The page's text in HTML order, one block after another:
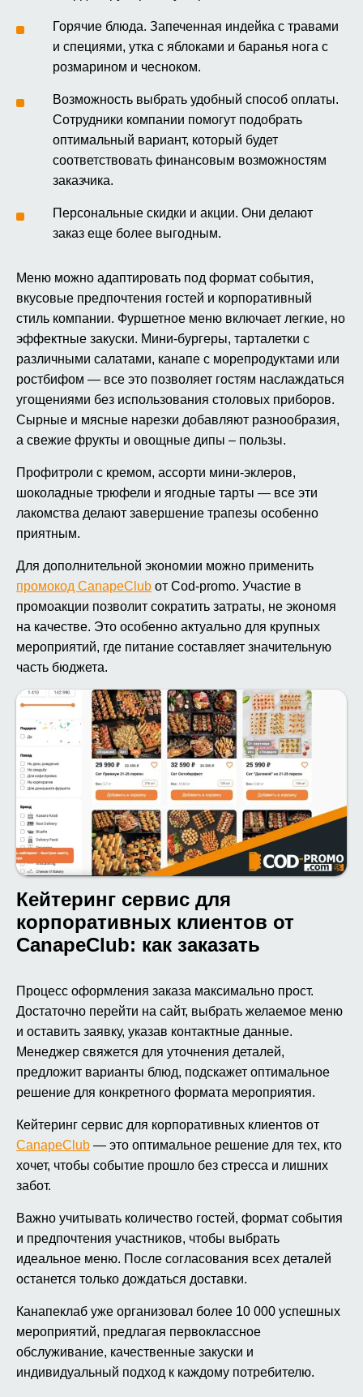
Горячие блюда. Запеченная индейка с травами
и специями, утка с яблоками и баранья нога с
розмарином и чесноком.
Возможность выбрать удобный способ оплаты.
Сотрудники компании помогут подобрать
оптимальный вариант, который будет
соответствовать финансовым возможностям
заказчика.
Персональные скидки и акции. Они делают
заказ еще более выгодным.
Меню можно адаптировать под формат события,
вкусовые предпочтения гостей и корпоративный
стиль компании. Фуршетное меню включает легкие, но
эффектные закуски. Мини-бургеры, тарталетки с
различными салатами, канапе с морепродуктами или
ростбифом — все это позволяет гостям наслаждаться
угощениями без использования столовых приборов.
Сырные и мясные нарезки добавляют разнообразия,
а свежие фрукты и овощные дипы – пользы.
Профитроли с кремом, ассорти мини-эклеров,
шоколадные трюфели и ягодные тарты — все эти
лакомства делают завершение трапезы особенно
приятным.
Для дополнительной экономии можно применить
промокод CanapeClub от Cod-promo. Участие в
промоакции позволит сократить затраты, не экономя
на качестве. Это особенно актуально для крупных
мероприятий, где питание составляет значительную
часть бюджета.
Кейтеринг сервис для
корпоративных клиентов от
CanapeClub: как заказать
Процесс оформления заказа максимально прост.
Достаточно перейти на сайт, выбрать желаемое меню
и оставить заявку, указав контактные данные.
Менеджер свяжется для уточнения деталей,
предложит варианты блюд, подскажет оптимальное
решение для конкретного формата мероприятия.
Кейтеринг сервис для корпоративных клиентов от
CanapeClub — это оптимальное решение для тех, кто
хочет, чтобы событие прошло без стресса и лишних
забот.
Важно учитывать количество гостей, формат события
и предпочтения участников, чтобы выбрать
идеальное меню. После согласования всех деталей
останется только дождаться доставки.
Канапеклаб уже организовал более 10 000 успешных
мероприятий, предлагая первоклассное
обслуживание, качественные закуски и
индивидуальный подход к каждому потребителю.